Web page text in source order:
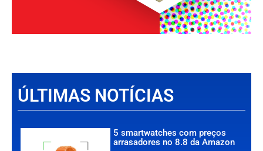
ÚLTIMAS NOTÍCIAS
5 smartwatches com preços
arrasadores no 8.8 da Amazon